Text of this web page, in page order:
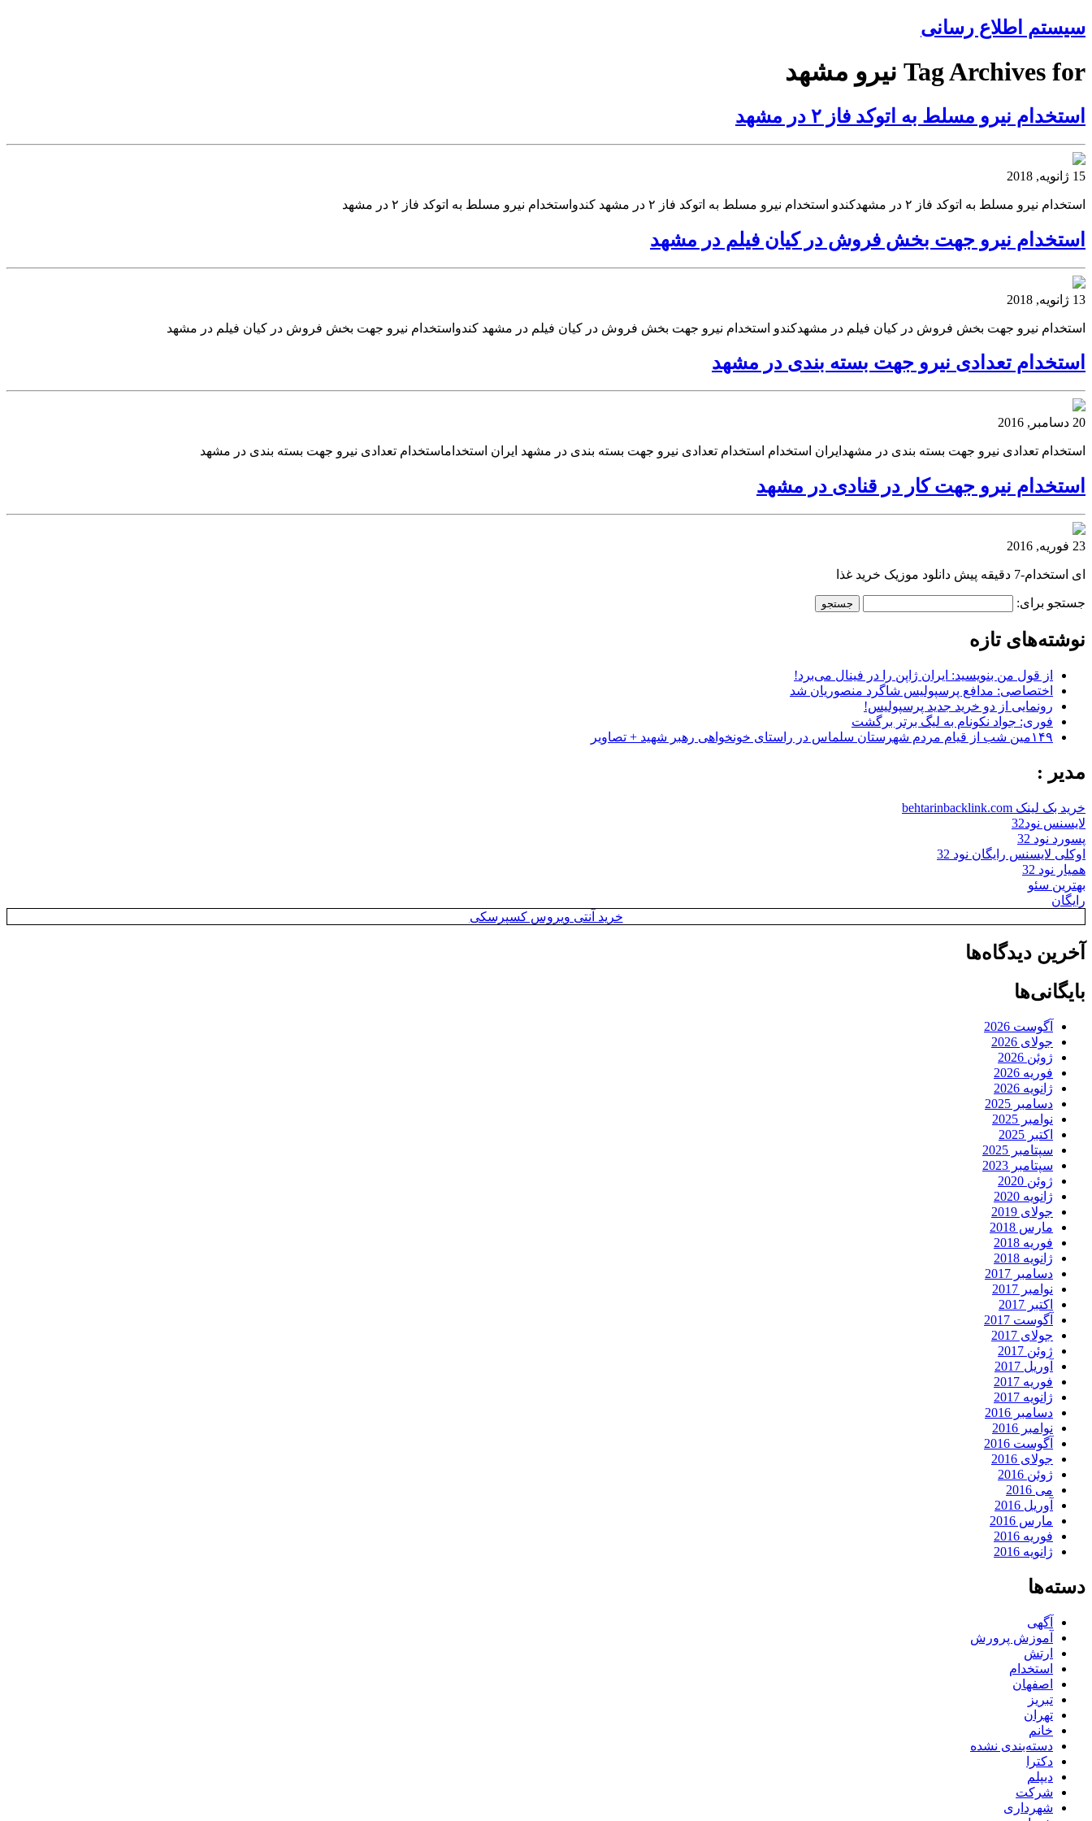
سیستم اطلاع رسانی
Tag Archives for نیرو مشهد
استخدام نیرو مسلط به اتوکد فاز ۲ در مشهد
15 ژانویه, 2018
استخدام نیرو مسلط به اتوکد فاز ۲ در مشهدکندو استخدام نیرو مسلط به اتوکد فاز ۲ در مشهد کندواستخدام نیرو مسلط به اتوکد فاز ۲ در مشهد
استخدام نیرو جهت بخش فروش در کیان فیلم در مشهد
13 ژانویه, 2018
استخدام نیرو جهت بخش فروش در کیان فیلم در مشهدکندو استخدام نیرو جهت بخش فروش در کیان فیلم در مشهد کندواستخدام نیرو جهت بخش فروش در کیان فیلم در مشهد
استخدام تعدادی نیرو جهت بسته بندی در مشهد
20 دسامبر, 2016
استخدام تعدادی نیرو جهت بسته بندی در مشهدایران استخدام استخدام تعدادی نیرو جهت بسته بندی در مشهد ایران استخداماستخدام تعدادی نیرو جهت بسته بندی در مشهد
استخدام نیرو جهت کار در قنادی در مشهد
23 فوریه, 2016
ای استخدام-7 دقیقه پیش دانلود موزیک خرید غذا
جستجو برای:
نوشته‌های تازه
از قول من بنویسید: ایران ژاپن را در فینال می‌برد!
اختصاصی: مدافع پرسپولیس شاگرد منصوریان شد
رونمایی از دو خرید جدید پرسپولیس!
فوری: جواد نکونام به لیگ برتر برگشت
۱۴۹مین شب از قیام مردم شهرستان سلماس در راستای خونخواهی رهبر شهید + تصاویر
مدیر :
خرید بک لینک behtarinbacklink.com
لایسنس نود32
پسورد نود 32
اوکلی لایسنس رایگان نود 32
همیار نود 32
بهترین سئو
رایگان
خرید آنتی ویروس کسپرسکی
آخرین دیدگاه‌ها
بایگانی‌ها
آگوست 2026
جولای 2026
ژوئن 2026
فوریه 2026
ژانویه 2026
دسامبر 2025
نوامبر 2025
اکتبر 2025
سپتامبر 2025
سپتامبر 2023
ژوئن 2020
ژانویه 2020
جولای 2019
مارس 2018
فوریه 2018
ژانویه 2018
دسامبر 2017
نوامبر 2017
اکتبر 2017
آگوست 2017
جولای 2017
ژوئن 2017
آوریل 2017
فوریه 2017
ژانویه 2017
دسامبر 2016
نوامبر 2016
آگوست 2016
جولای 2016
ژوئن 2016
می 2016
آوریل 2016
مارس 2016
فوریه 2016
ژانویه 2016
دسته‌ها
آگهی
آموزش پرورش
ارتش
استخدام
اصفهان
تبریز
تهران
خانم
دسته‌بندی نشده
دکترا
دیپلم
شرکت
شهرداری